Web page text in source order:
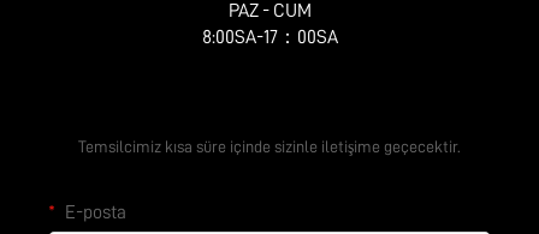
PAZ - CUM
8:00SA-17：00SA
Temsilcimiz kısa süre içinde sizinle iletişime geçecektir.
E-posta